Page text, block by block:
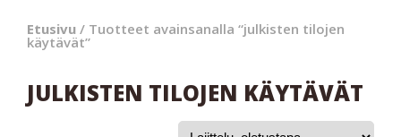
Etusivu / Tuotteet avainsanalla “julkisten tilojen
käytävät”
JULKISTEN TILOJEN KÄYTÄVÄT